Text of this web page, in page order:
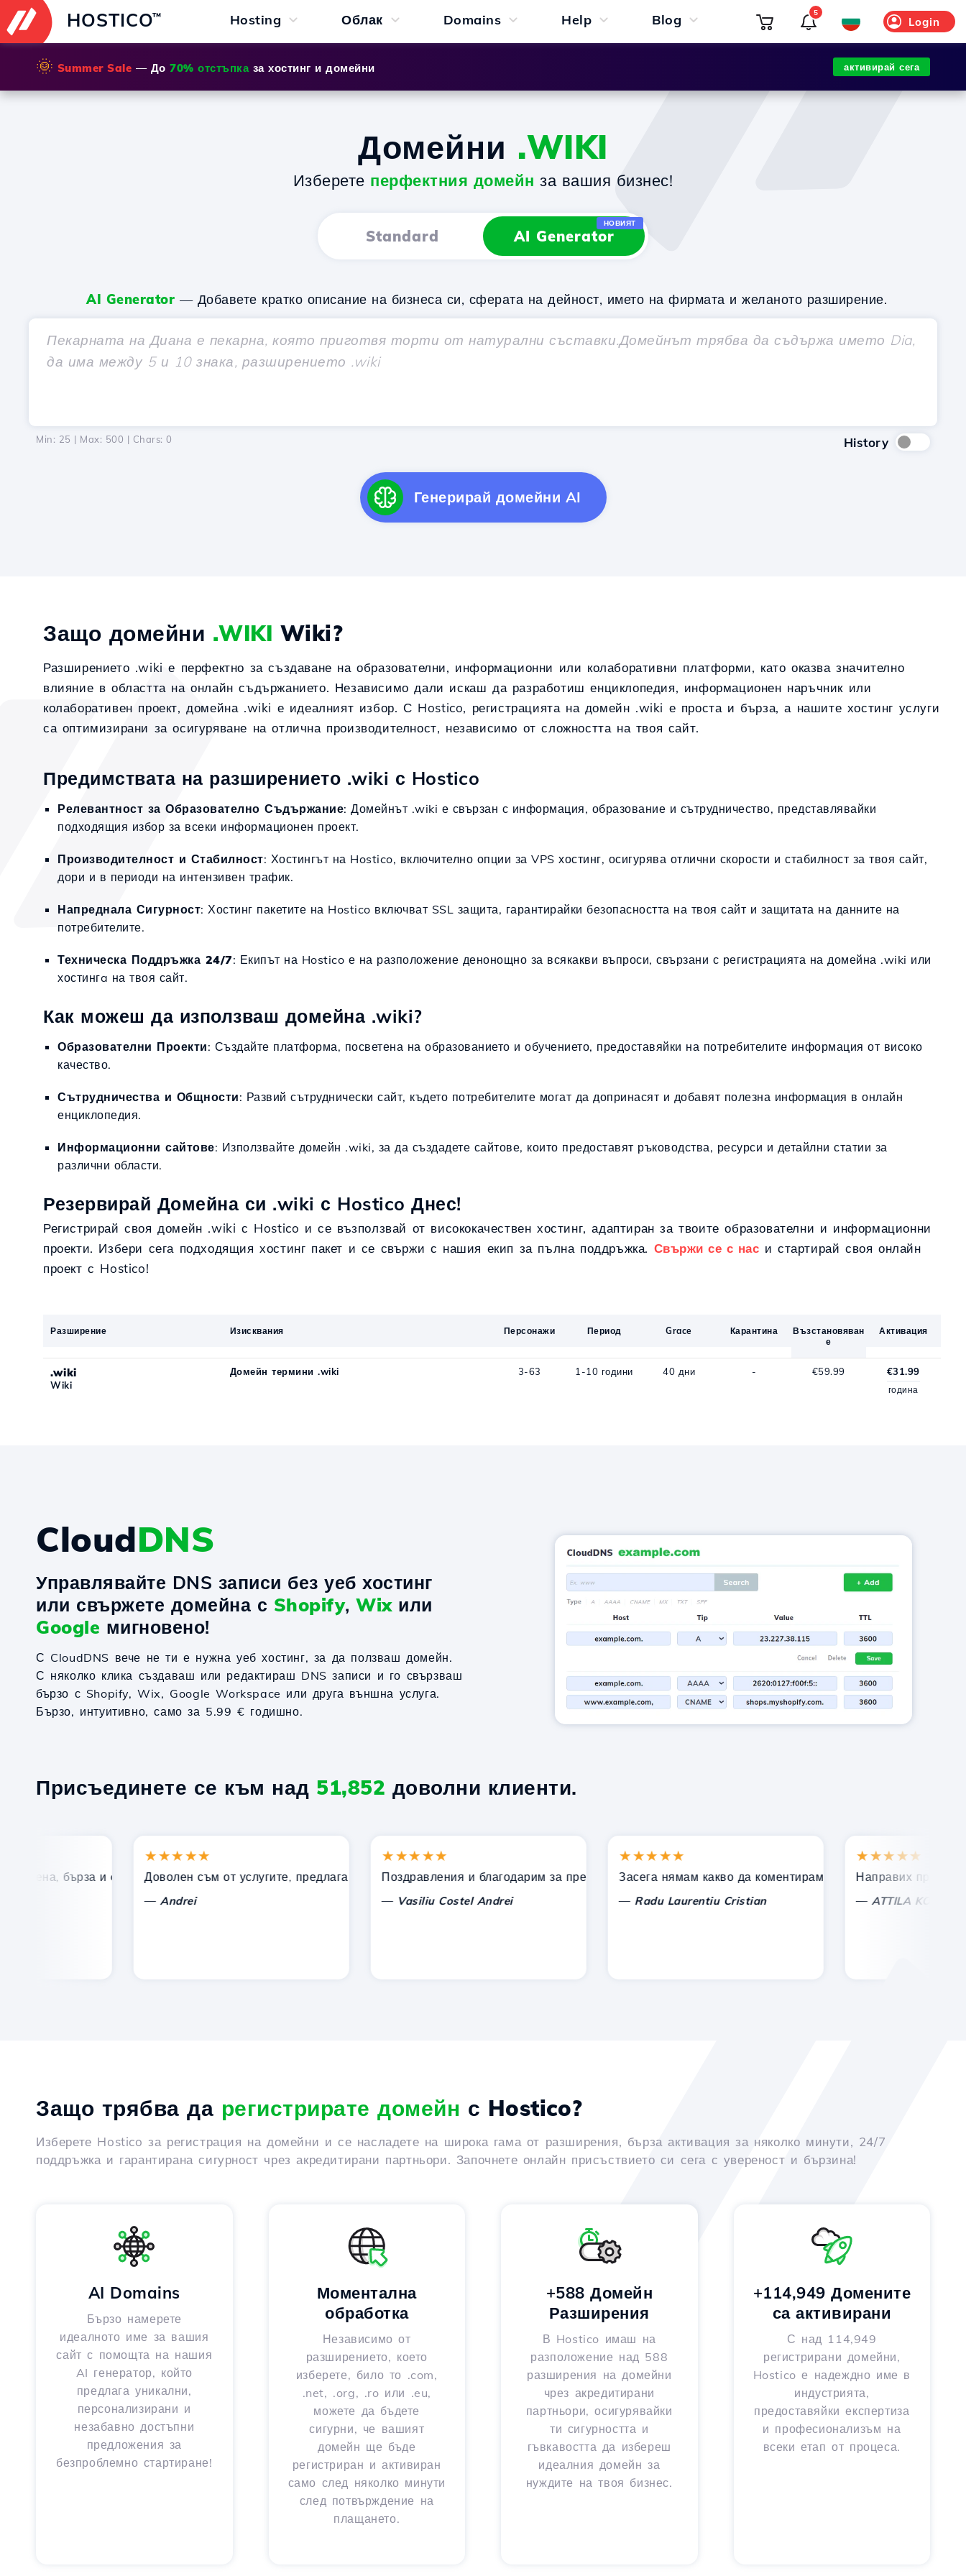
HOSTICO™ Hosting Облак Domains Help Blog Login
5
🌞 Summer Sale — До 70% отстъпказа хостинг и домейни активирай сега
Домейни .WIKI
Изберете перфектния домейн за вашия бизнес!
Standard AI Generator
НОВИЯТ
AI Generator — Добавете кратко описание на бизнеса си, сферата на дейност, името на фирмата и желаното разширение.
Min: 25 | Max: 500 | Chars: 0 History
Генерирай домейни AI
Защо домейни .WIKI Wiki?
Разширението .wiki е перфектно за създаване на образователни, информационни или колаборативни платформи, като оказва значително
влияние в областта на онлайн съдържанието. Независимо дали искаш да разработиш енциклопедия, информационен наръчник или
колаборативен проект, домейна .wiki е идеалният избор. С Hostico, регистрацията на домейн .wiki е проста и бърза, а нашите хостинг услуги
са оптимизирани за осигуряване на отлична производителност, независимо от сложността на твоя сайт.
Предимствата на разширението .wiki с Hostico
Релевантност за Образователно Съдържание: Домейнът .wiki е свързан с информация, образование и сътрудничество, представлявайки
подходящия избор за всеки информационен проект.
Производителност и Стабилност: Хостингът на Hostico, включително опции за VPS хостинг, осигурява отлични скорости и стабилност за твоя сайт,
дори и в периоди на интензивен трафик.
Напреднала Сигурност: Хостинг пакетите на Hostico включват SSL защита, гарантирайки безопасността на твоя сайт и защитата на данните на
потребителите.
Техническа Поддръжка 24/7: Екипът на Hostico е на разположение денонощно за всякакви въпроси, свързани с регистрацията на домейна .wiki или
хостингa на твоя сайт.
Как можеш да използваш домейна .wiki?
Образователни Проекти: Създайте платформа, посветена на образованието и обучението, предоставяйки на потребителите информация от високо
качество.
Сътрудничества и Общности: Развий сътруднически сайт, където потребителите могат да допринасят и добавят полезна информация в онлайн
енциклопедия.
Информационни сайтове: Използвайте домейн .wiki, за да създадете сайтове, които предоставят ръководства, ресурси и детайлни статии за
различни области.
Резервирай Домейна си .wiki с Hostico Днес!
Регистрирай своя домейн .wiki с Hostico и се възползвай от висококачествен хостинг, адаптиран за твоите образователни и информационни
проекти. Избери сега подходящия хостинг пакет и се свържи с нашия екип за пълна поддръжка. Свържи се с нас и стартирай своя онлайн
проект с Hostico!
Разширение Изисквания Персонажи Период Grace Карантина
Възстановяван
е
Активация
.wiki
Wiki
Домейн термини .wiki 3-63 1-10 години 40 дни - €59.99 €31.99
година
CloudDNS
Управлявайте DNS записи без уеб хостинг
или свържете домейна с Shopify, Wixили
Google мигновено!
С CloudDNS вече не ти е нужна уеб хостинг, за да ползваш домейн.
С няколко клика създаваш или редактираш DNS записи и го свързваш
бързо с Shopify, Wix, Google Workspace или друга външна услуга.
Бързо, интуитивно, само за 5.99 € годишно.
Присъединете се към над 51,852 доволни клиенти.
цена, бърза и ефективна техническа поддръжка.
★★★★★
Доволен съм от услугите, предлагани от Hostico. Препоръчах ви на други познати.
Andrei
★★★★★
Поздравления и благодарим за предоставената подкрепа!
Vasiliu Costel Andrei
★★★★★
Засега нямам какво да коментирам, само да изразя
Radu Laurentiu Cristian
★★★★★
Направих правилния
ATTILA KOLES
Защо трябва да регистрирате домейн с Hostico?
Изберете Hostico за регистрация на домейни и се насладете на широка гама от разширения, бърза активация за няколко минути, 24/7
поддръжка и гарантирана сигурност чрез акредитирани партньори. Започнете онлайн присъствието си сега с увереност и бързина!
AI Domains
Бързо намерете
идеалното име за вашия
сайт с помощта на нашия
AI генератор, който
предлага уникални,
персонализирани и
незабавно достъпни
предложения за
безпроблемно стартиране!
Моментална
обработка
Независимо от
разширението, което
изберете, било то .com,
.net, .org, .ro или .eu,
можете да бъдете
сигурни, че вашият
домейн ще бъде
регистриран и активиран
само след няколко минути
след потвърждение на
плащането.
+588 Домейн
Разширения
В Hostico имаш на
разположение над 588
разширения на домейни
чрез акредитирани
партньори, осигурявайки
ти сигурността и
гъвкавостта да избереш
идеалния домейн за
нуждите на твоя бизнес.
+114,949 Домените
са активирани
С над 114,949
регистрирани домейни,
Hostico е надеждно име в
индустрията,
предоставяйки експертиза
и професионализъм на
всеки етап от процеса.